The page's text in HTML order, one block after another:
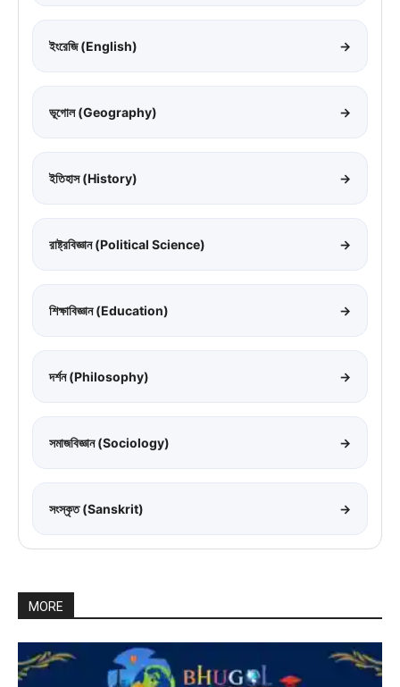
ইংরেজি (English) →
ভূগোল (Geography) →
ইতিহাস (History) →
রাষ্ট্রবিজ্ঞান (Political Science) →
শিক্ষাবিজ্ঞান (Education) →
দর্শন (Philosophy) →
সমাজবিজ্ঞান (Sociology) →
সংস্কৃত (Sanskrit) →
MORE